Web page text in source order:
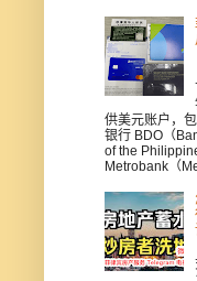
供美元账户，
银行 BDO（
of the
Metrobank（